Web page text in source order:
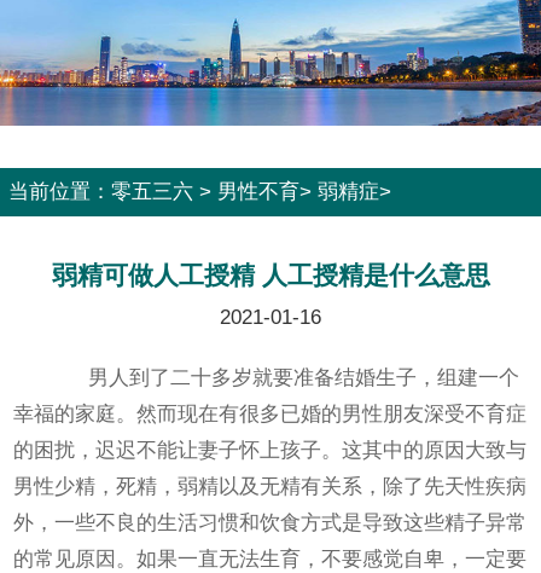
当前位置： 零五三六 > 男性不育> 弱精症>
弱精可做人工授精 人工授精是什么意思
2021-01-16
男人到了二十多岁就要准备结婚生子，组建一个
幸福的家庭。然而现在有很多已婚的男性朋友深受不育症
的困扰，迟迟不能让妻子怀上孩子。这其中的原因大致与
男性少精，死精，弱精以及无精有关系，除了先天性疾病
外，一些不良的生活习惯和饮食方式是导致这些精子异常
的常见原因。如果一直无法生育，不要感觉自卑，一定要